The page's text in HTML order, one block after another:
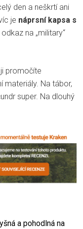
den a neškrtí ani
je náprsní kapsa s
na „military“
promočíte
materiály. Na tábor,
super. Na dlouhý
a pohodlná na